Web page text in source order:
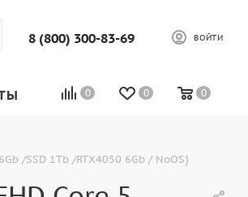
8 (800) 300-83-69 ВОЙТИ
0 0 0
/SSD 1Tb /RTX4050 6Gb / NoOS}